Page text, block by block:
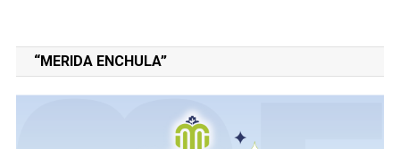
“MERIDA ENCHULA”